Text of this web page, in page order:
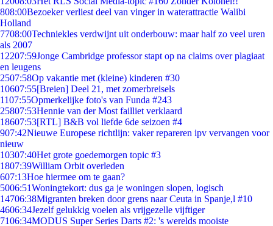
808:00Bezoeker verliest deel van vinger in waterattractie Walibi
Holland
7708:00Techniekles verdwijnt uit onderbouw: maar half zo veel uren
als 2007
12207:59Jonge Cambridge professor stapt op na claims over plagiaat
en leugens
2507:58Op vakantie met (kleine) kinderen #30
10607:55[Breien] Deel 21, met zomerbreisels
1107:55Opmerkelijke foto's van Funda #243
25807:53Hennie van der Most failliet verklaard
18607:53[RTL] B&B vol liefde 6de seizoen #4
907:42Nieuwe Europese richtlijn: vaker repareren ipv vervangen voor
nieuw
10307:40Het grote goedemorgen topic #3
1807:39William Orbit overleden
607:13Hoe hiermee om te gaan?
5006:51Woningtekort: dus ga je woningen slopen, logisch
14706:38Migranten breken door grens naar Ceuta in Spanje,l #10
4606:34Jezelf gelukkig voelen als vrijgezelle vijftiger
7106:34MODUS Super Series Darts #2: 's werelds mooiste